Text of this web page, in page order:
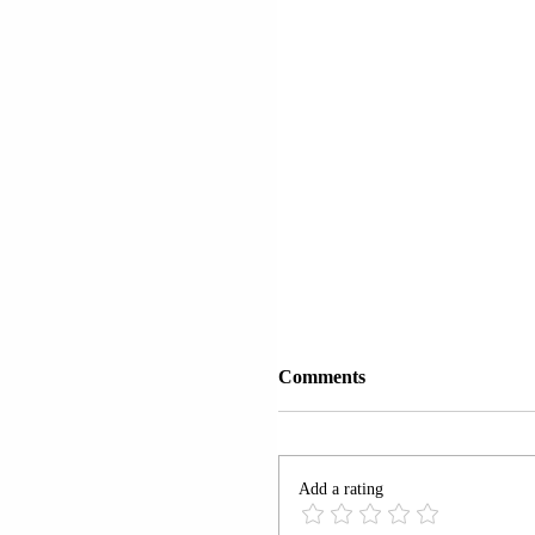
Comments
Add a rating